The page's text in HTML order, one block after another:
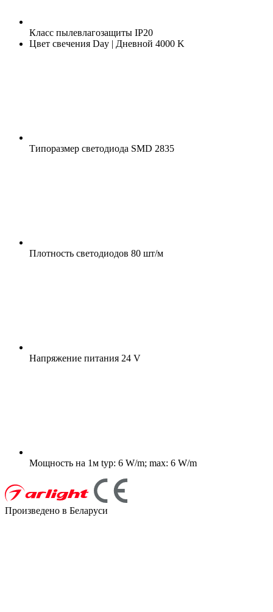
Класс пылевлагозащиты IP20
Цвет свечения Day | Дневной 4000 K
Типоразмер светодиода SMD 2835
Плотность светодиодов 80 шт/м
Напряжение питания 24 V
Мощность на 1м typ: 6 W/m; max: 6 W/m
Произведено в Беларуси